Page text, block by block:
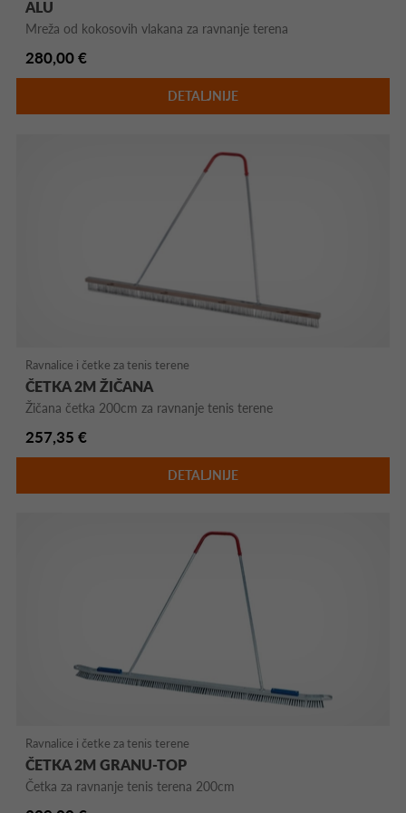
ALU
Mreža od kokosovih vlakana za ravnanje terena
280,00 €
DETALJNIJE
Ravnalice i četke za tenis terene
ČETKA 2M ŽIČANA
Žičana četka 200cm za ravnanje tenis terene
257,35 €
DETALJNIJE
Ravnalice i četke za tenis terene
ČETKA 2M GRANU-TOP
Četka za ravnanje tenis terena 200cm